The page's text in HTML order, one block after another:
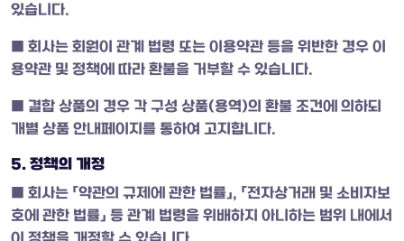
있습니다.
■ 회사는 회원이 관계 법령 또는 이용약관 등을 위반한 경우 이
용약관 및 정책에 따라 환불을 거부할 수 있습니다.
■ 결합 상품의 경우 각 구성 상품(용역)의 환불 조건에 의하되
개별 상품 안내페이지를 통하여 고지합니다.
5. 정책의 개정
■ 회사는 「약관의 규제에 관한 법률」, 「전자상거래 및 소비자보
호에 관한 법률」 등 관계 법령을 위배하지 아니하는 범위 내에서